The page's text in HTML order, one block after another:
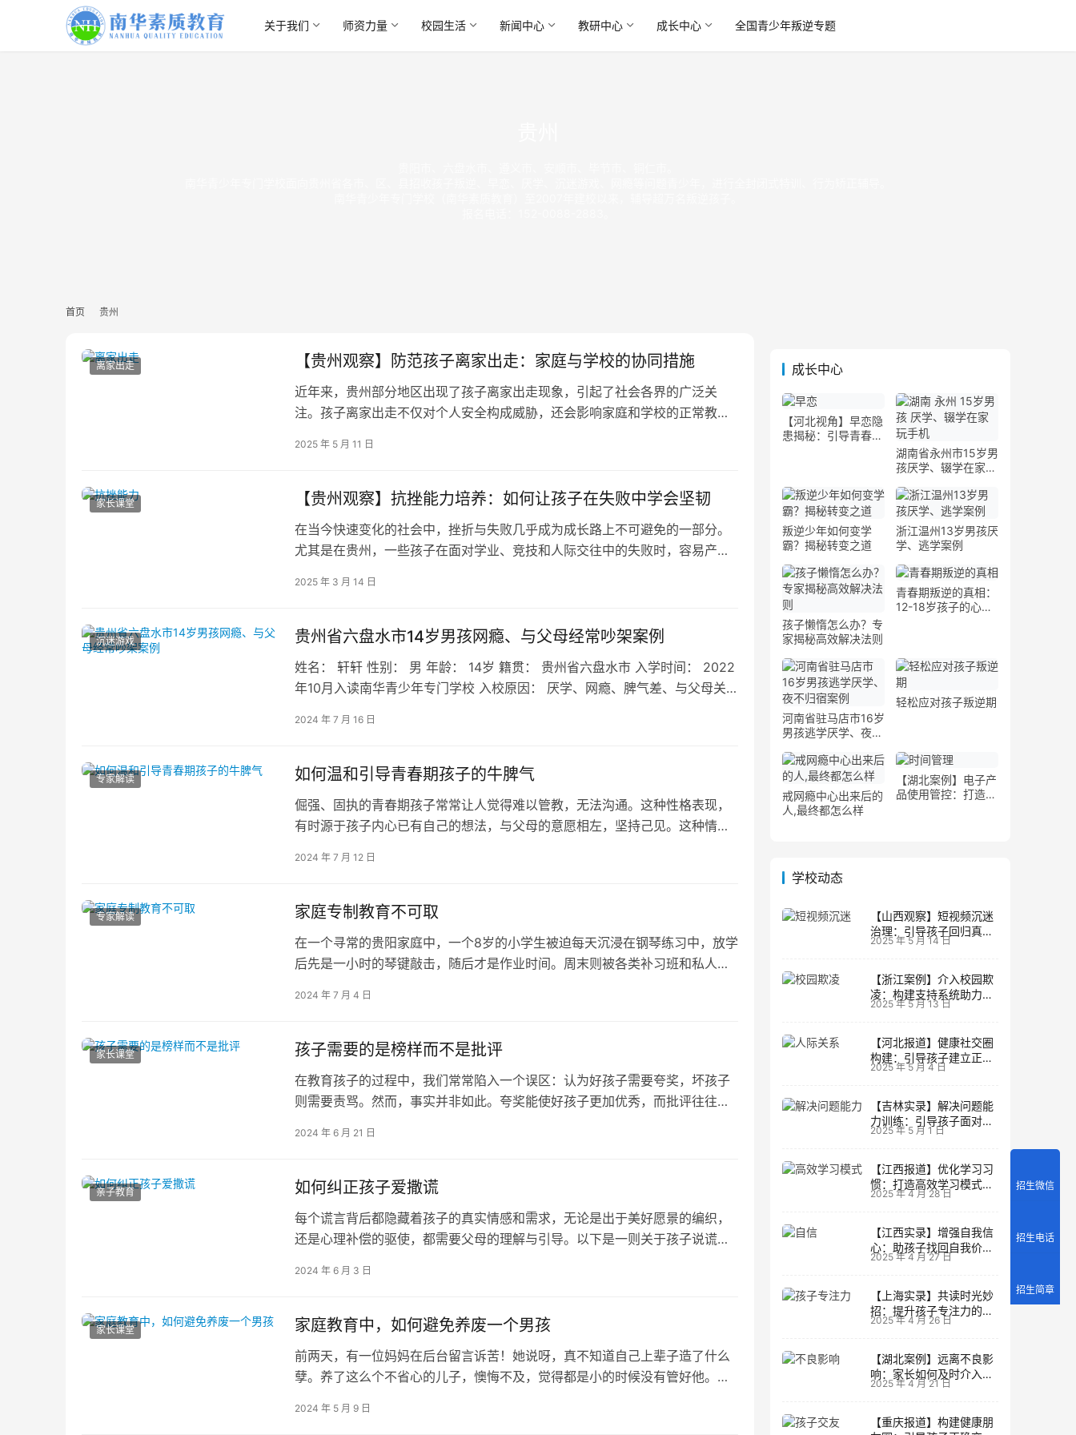
关于我们 师资力量 校园生活 新闻中心 教研中心 成长中心 全国青少年叛逆专题
首页 贵州
离家出走 【贵州观察】防范孩子离家出走：家庭与学校的协同措施
近年来，贵州部分地区出现了孩子离家出走现象，引起了社会各界的广泛关
注。孩子离家出走不仅对个人安全构成威胁，还会影响家庭和学校的正常教育
2025 年 5 月 11 日
家长课堂 【贵州观察】抗挫能力培养：如何让孩子在失败中学会坚韧
在当今快速变化的社会中，挫折与失败几乎成为成长路上不可避免的一部分。
尤其是在贵州，一些孩子在面对学业、竞技和人际交往中的失败时，容易产生
2025 年 3 月 14 日
沉迷游戏 贵州省六盘水市14岁男孩网瘾、与父母经常吵架案例
姓名： 轩轩 性别： 男 年龄： 14岁 籍贯： 贵州省六盘水市 入学时间： 2022
年10月入读南华青少年专门学校 入校原因： 厌学、网瘾、脾气差、与父母关
2024 年 7 月 16 日
专家解读 如何温和引导青春期孩子的牛脾气
倔强、固执的青春期孩子常常让人觉得难以管教，无法沟通。这种性格表现，
有时源于孩子内心已有自己的想法，与父母的意愿相左，坚持己见。这种情绪
2024 年 7 月 12 日
专家解读 家庭专制教育不可取
在一个寻常的贵阳家庭中，一个8岁的小学生被迫每天沉浸在钢琴练习中，放学
后先是一小时的琴键敲击，随后才是作业时间。周末则被各类补习班和私人课
2024 年 7 月 4 日
家长课堂 孩子需要的是榜样而不是批评
在教育孩子的过程中，我们常常陷入一个误区：认为好孩子需要夸奖，坏孩子
则需要责骂。然而，事实并非如此。夸奖能使好孩子更加优秀，而批评往往只
2024 年 6 月 21 日
亲子教育 如何纠正孩子爱撒谎
每个谎言背后都隐藏着孩子的真实情感和需求，无论是出于美好愿景的编织，
还是心理补偿的驱使，都需要父母的理解与引导。以下是一则关于孩子说谎的
2024 年 6 月 3 日
家长课堂 家庭教育中，如何避免养废一个男孩
前两天，有一位妈妈在后台留言诉苦！她说呀，真不知道自己上辈子造了什么
孽。养了这么个不省心的儿子，懊悔不及，觉得都是小的时候没有管好他。原
2024 年 5 月 9 日
成长中心
【河北视角】早恋隐
患揭秘：引导青春期
湖南省永州市15岁男
孩厌学、辍学在家玩
叛逆少年如何变学
霸？揭秘转变之道
浙江温州13岁男孩厌
学、逃学案例
孩子懒惰怎么办？专
家揭秘高效解决法则
青春期叛逆的真相：
12-18岁孩子的心理
河南省驻马店市16岁
男孩逃学厌学、夜不
轻松应对孩子叛逆期
戒网瘾中心出来后的
人,最终都怎么样
【湖北案例】电子产
品使用管控：打造科
学校动态
【山西观察】短视频沉迷
治理：引导孩子回归真实
生活
2025 年 5 月 14 日
【浙江案例】介入校园欺
凌：构建支持系统助力孩
子成长
2025 年 5 月 13 日
【河北报道】健康社交圈
构建：引导孩子建立正向
人际关系
2025 年 5 月 4 日
【吉林实录】解决问题能
力训练：引导孩子面对主
动挑战
2025 年 5 月 1 日
【江西报道】优化学习习
惯：打造高效学习模式的
实用技巧
2025 年 4 月 28 日
【江西实录】增强自我信
心：助孩子找回自我价值
的策略
2025 年 4 月 27 日
【上海实录】共读时光妙
招：提升孩子专注力的阅
读策略
2025 年 4 月 26 日
【湖北案例】远离不良影
响：家长如何及时介入调
整方向
2025 年 4 月 21 日
【重庆报道】构建健康朋
招生微信
招生电话
招生简章